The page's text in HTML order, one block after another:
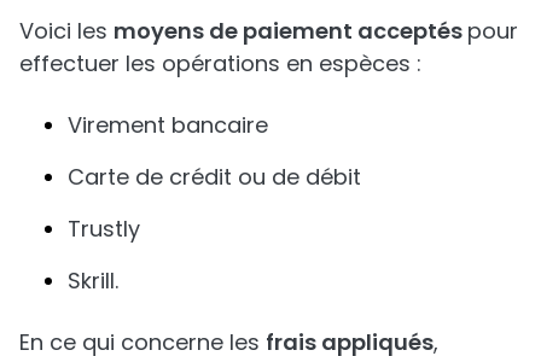
Voici les moyens de paiement acceptés pour
effectuer les opérations en espèces :
Virement bancaire
Carte de crédit ou de débit
Trustly
Skrill.
En ce qui concerne les frais appliqués,